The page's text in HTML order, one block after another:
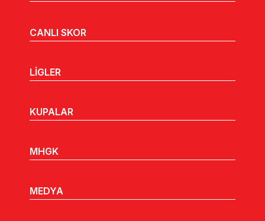
CANLI SKOR
LİGLER
KUPALAR
MHGK
MEDYA